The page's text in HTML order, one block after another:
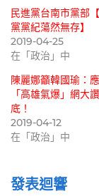
民進黨台南市黨部
黨黨紀蕩然無存】
2019-04-25
在「政治」中
陳麗娜籲韓國瑜：
「高雄氣爆」網大
底！
2019-04-12
在「政治」中
發表迴響